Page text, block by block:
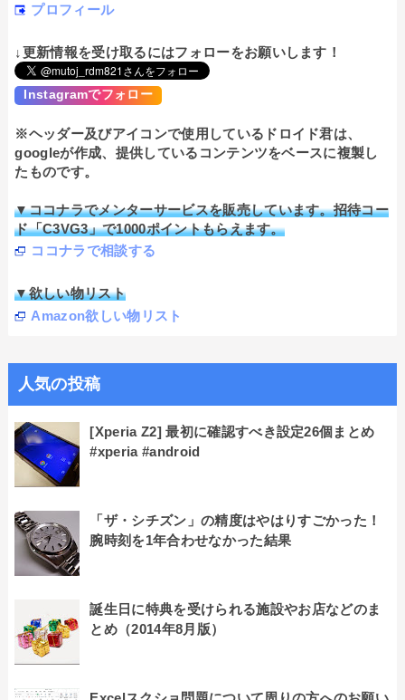
プロフィール
↓更新情報を受け取るにはフォローをお願いします！
Instagramでフォロー
※ヘッダー及びアイコンで使用しているドロイド君は、
googleが作成、提供しているコンテンツをベースに複製し
たものです。
▼ココナラでメンターサービスを販売しています。招待コー
ド「C3VG3」で1000ポイントもらえます。
ココナラで相談する
▼欲しい物リスト
Amazon欲しい物リスト
人気の投稿
[Xperia Z2] 最初に確認すべき設定26個まとめ
#xperia #android
「ザ・シチズン」の精度はやはりすごかった！
腕時刻を1年合わせなかった結果
誕生日に特典を受けられる施設やお店などのま
とめ（2014年8月版）